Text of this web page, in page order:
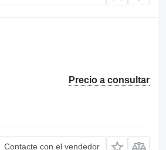
Precio a consultar
Contacte con el vendedor